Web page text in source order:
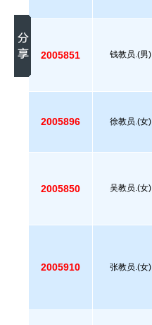
2005851 钱教员.(男)
2005896 徐教员.(女)
2005850 吴教员.(女)
2005910 张教员.(女)